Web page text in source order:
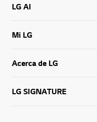
LG AI
Mi LG
Acerca de LG
LG SIGNATURE